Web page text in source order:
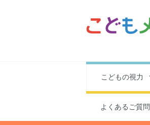
こどもの視力
よくあるご質問